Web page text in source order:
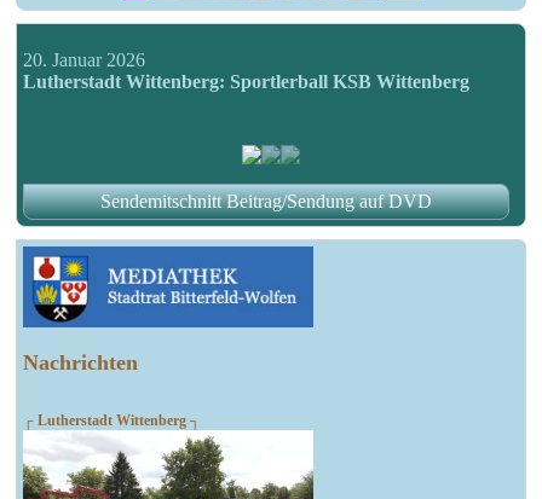
Nachrichten
┌ Lutherstadt Wittenberg ┐
20. Januar 2026
Lutherstadt Wittenberg: Sportlerball KSB Wittenberg
Sendemitschnitt Beitrag/Sendung auf DVD